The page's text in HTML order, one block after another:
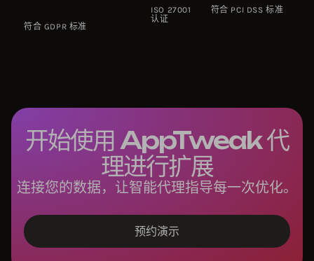
符合 GDPR 标准
ISO 27001
认证
符合 PCI DSS 标准
开始使用 AppTweak 代
理进行扩展
连接您的数据，让智能代理指导每一次优化。
预约演示